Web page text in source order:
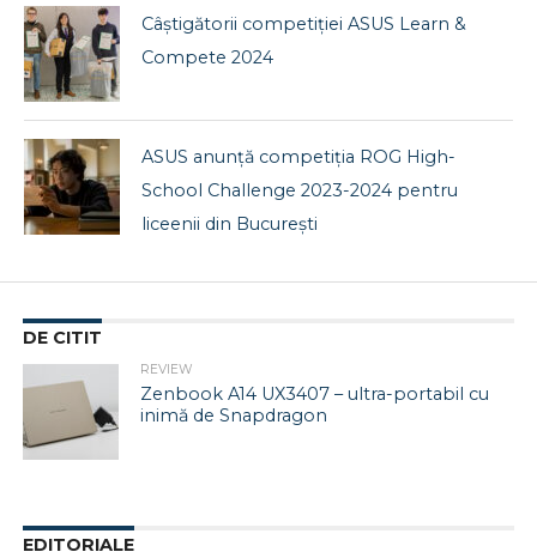
Câștigătorii competiției ASUS Learn &
Compete 2024
ASUS anunță competiția ROG High-
School Challenge 2023-2024 pentru
liceenii din București
DE CITIT
REVIEW
Zenbook A14 UX3407 – ultra-portabil cu
inimă de Snapdragon
EDITORIALE